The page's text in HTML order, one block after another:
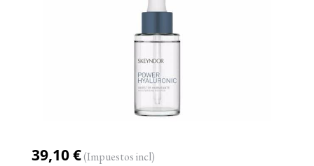
39,10 €(Impuestos incl)